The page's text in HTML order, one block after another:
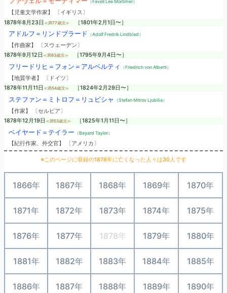
（Favell Lee Mortimer）
【児童文学作家】 〔イギリス〕
1878年8月23日 ≪満77歳没≫ ［1801年2月1日〜］
アドルフ＝リンドブラード （Adolf Fredrik Lindblad）
【作曲家】 〔スウェーデン〕
1878年9月12日 ≪満83歳没≫ ［1795年9月4日〜］
フリードリヒ＝フォン＝アルベルティ （Friedrich von Alberti）
【地質学者】 〔ドイツ〕
1878年11月11日 ≪満54歳没≫ ［1824年2月29日〜］
ステファン＝ミトロフ＝リュビシャ （Stefan Mitrov Ljubiša）
【作家】 〔セルビア〕
1878年12月19日 ≪満53歳没≫ ［1825年1月11日〜］
ベイヤード＝テイラー （Bayard Taylor）
【紀行作家、外交官】 〔アメリカ〕
※このページに収録の1878年に亡くなった人々は30人です
1866年 1867年 1868年 1869年 1870年
1871年 1872年 1873年 1874年 1875年
1876年 1877年 1878年 1879年 1880年
1881年 1882年 1883年 1884年 1885年
1886年 1887年 1888年 1889年 1890年